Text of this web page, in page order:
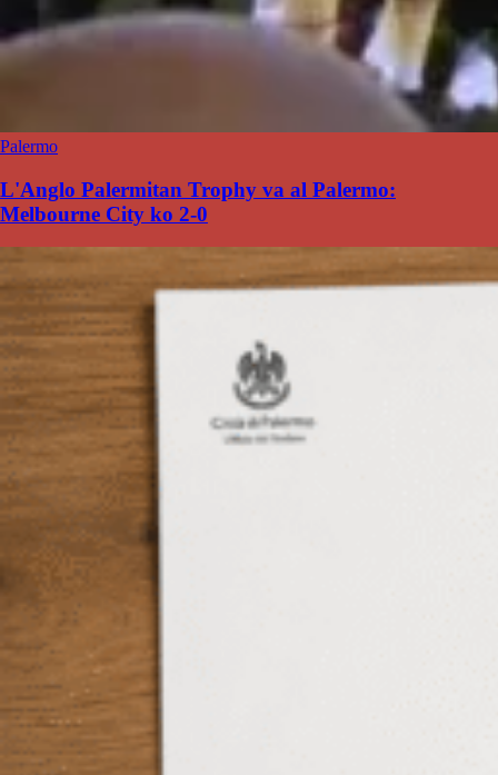
Palermo
L'Anglo Palermitan Trophy va al Palermo:
Melbourne City ko 2-0